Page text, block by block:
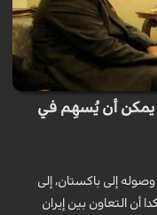
يمكن أن يُسهِم في
إلى باكستان، إلى
أن التعاون بين إيران